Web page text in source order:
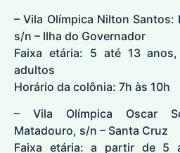
– Vila Olímpica Nilton Santos:
s/n – Ilha do Governador
Faixa etária: 5 até 13
adultos
Horário da colônia: 7h às 10h
– Vila Olímpica Oscar
Matadouro, s/n – Santa Cruz
Faixa etária: a partir de 5